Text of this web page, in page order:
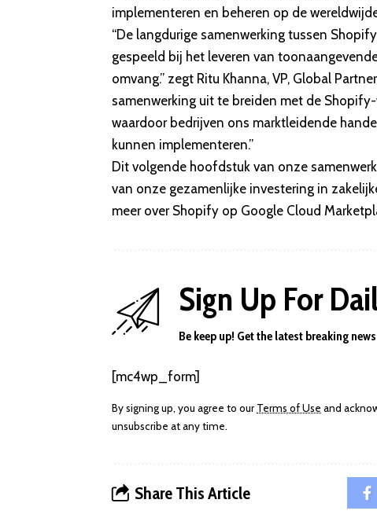
implementeren en beheren op de
“De langdurige samenwerking tussen
gespeeld bij het leveren van
omvang.” zegt Ritu Khanna, VP, Global
samenwerking uit te breiden met de
waardoor bedrijven ons marktleidende
kunnen implementeren.”
Dit volgende hoofdstuk van onze
van onze gezamenlijke investering in
meer over Shopify op Google Cloud
Sign Up For
Be keep up! Get the latest breaking
[mc4wp_form]
By signing up, you agree to ourTerms of Use and
unsubscribe at any time.
Share This Article